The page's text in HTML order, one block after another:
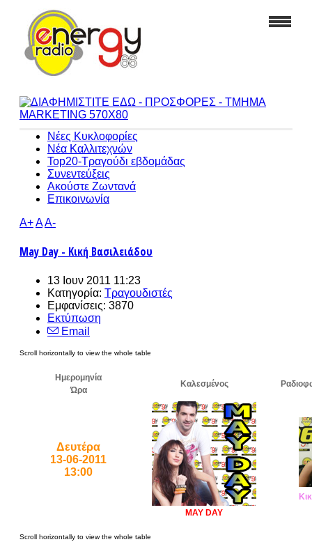
Νέες Κυκλοφορίες
Νέα Καλλιτεχνών
Top20-Τραγούδι εβδομάδας
Συνεντεύξεις
Ακούστε Ζωντανά
Επικοινωνία
A+AA-
May Day - Κική Βασιλειάδου
13 Ιουν 2011 11:23
Κατηγορία: Τραγουδιστές
Εμφανίσεις: 3870
Εκτύπωση
Email
Ημερομηνία
Ώρα
Καλεσμένος
Δευτέρα
13-06-2011
13:00
MAY DAY